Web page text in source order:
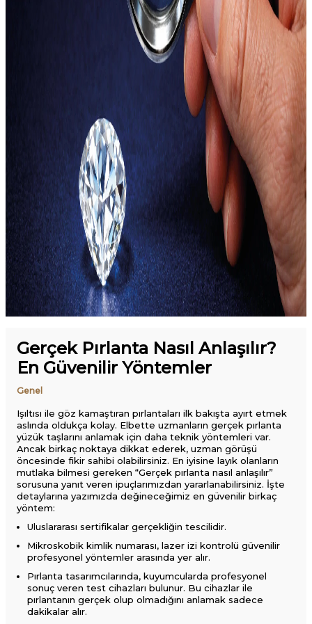
Gerçek Pırlanta Nasıl Anlaşılır?
En Güvenilir Yöntemler
Genel
Işıltısı ile göz kamaştıran pırlantaları ilk bakışta ayırt etmek
aslında oldukça kolay. Elbette uzmanların gerçek pırlanta
yüzük taşlarını anlamak için daha teknik yöntemleri var.
Ancak birkaç noktaya dikkat ederek, uzman görüşü
öncesinde fikir sahibi olabilirsiniz. En iyisine layık olanların
mutlaka bilmesi gereken “Gerçek pırlanta nasıl anlaşılır”
sorusuna yanıt veren ipuçlarımızdan yararlanabilirsiniz. İşte
detaylarına yazımızda değineceğimiz en güvenilir birkaç
yöntem:
Uluslararası sertifikalar gerçekliğin tescilidir.
Mikroskobik kimlik numarası, lazer izi kontrolü güvenilir
profesyonel yöntemler arasında yer alır.
Pırlanta tasarımcılarında, kuyumcularda profesyonel
sonuç veren test cihazları bulunur. Bu cihazlar ile
pırlantanın gerçek olup olmadığını anlamak sadece
dakikalar alır.